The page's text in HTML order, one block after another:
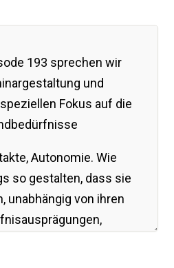
193 sprechen wir
und
Fokus auf die
Autonomie. Wie
so gestalten, dass sie
unabhängig von ihren